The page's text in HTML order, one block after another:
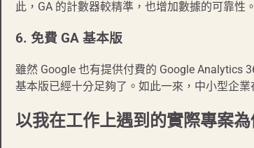
此，GA 的計數器較精準，也增加數據的可靠性。
6. 免費 GA 基本版
雖然 Google 也有提供付費的 Google Analytics
基本版已經十分足夠了。如此一來，中小型企
以我在工作上遇到的實際專案為